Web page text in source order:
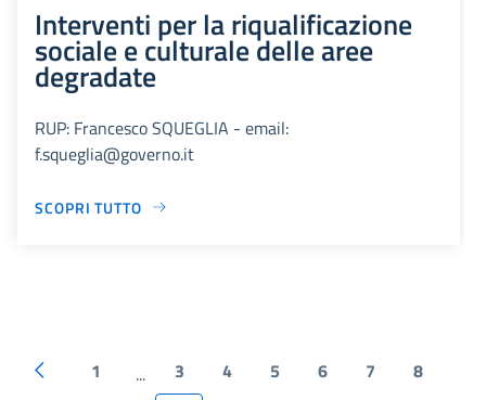
Interventi per la riqualificazione
sociale e culturale delle aree
degradate
RUP: Francesco SQUEGLIA - email:
f.squeglia@governo.it
SCOPRI TUTTO
1 ... 3 4 5 6 7
8